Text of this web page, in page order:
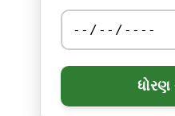
ધોરણ